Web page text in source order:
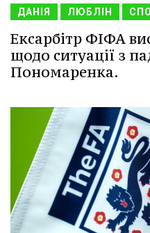
ДАНІЯ ЛЮБЛІН
Ексарбітр ФІФА
щодо ситуації з
Пономаренка.